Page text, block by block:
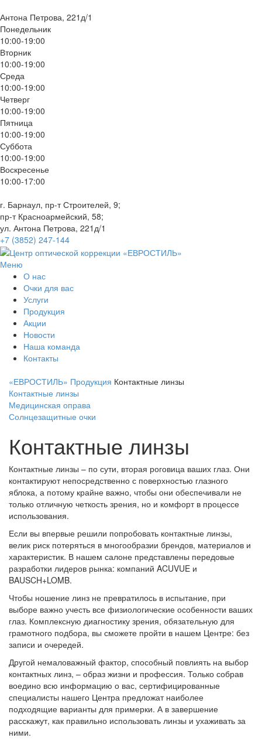
Антона Петрова, 221д/1
Понедельник
10:00-19:00
Вторник
10:00-19:00
Среда
10:00-19:00
Четверг
10:00-19:00
Пятница
10:00-19:00
Суббота
10:00-19:00
Воскресенье
10:00-17:00
г. Барнаул, пр-т Строителей, 9;
пр-т Красноармейский, 58;
ул. Антона Петрова, 221д/1
+7 (3852) 247-144
Меню
О нас
Очки для вас
Услуги
Продукция
Акции
Новости
Наша команда
Контакты
«ЕВРОСТИЛЬ» Продукция Контактные линзы
Контактные линзы
Медицинская оправа
Солнцезащитные очки
Контактные линзы
Контактные линзы – по сути, вторая роговица ваших глаз. Они
контактируют непосредственно с поверхностью глазного
яблока, а потому крайне важно, чтобы они обеспечивали не
только отличную четкость зрения, но и комфорт в процессе
использования.
Если вы впервые решили попробовать контактные линзы,
велик риск потеряться в многообразии брендов, материалов и
характеристик. В нашем салоне представлены передовые
разработки лидеров рынка: компаний ACUVUE и
BAUSCH+LOMB.
Чтобы ношение линз не превратилось в испытание, при
выборе важно учесть все физиологические особенности ваших
глаз. Комплексную диагностику зрения, обязательную для
грамотного подбора, вы сможете пройти в нашем Центре: без
записи и очередей.
Другой немаловажный фактор, способный повлиять на выбор
контактных линз, – образ жизни и профессия. Только собрав
воедино всю информацию о вас, сертифицированные
специалисты нашего Центра предложат наиболее
подходящие варианты для примерки. А в завершение
расскажут, как правильно использовать линзы и ухаживать за
ними.